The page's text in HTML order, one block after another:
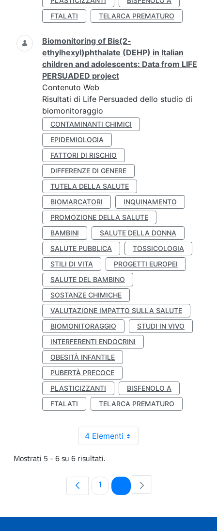
FTALATI
TELARCA PREMATURO
Biomonitoring of Bis(2-
ethylhexyl)phthalate (DEHP) in Italian
children and adolescents: Data from LIFE
PERSUADED project
Contenuto Web
Risultati di Life Persuaded dello studio di
biomonitoraggio
CONTAMINANTI CHIMICI
EPIDEMIOLOGIA
FATTORI DI RISCHIO
DIFFERENZE DI GENERE
TUTELA DELLA SALUTE
BIOMARCATORI
INQUINAMENTO
PROMOZIONE DELLA SALUTE
BAMBINI
SALUTE DELLA DONNA
SALUTE PUBBLICA
TOSSICOLOGIA
STILI DI VITA
PROGETTI EUROPEI
SALUTE DEL BAMBINO
SOSTANZE CHIMICHE
VALUTAZIONE IMPATTO SULLA SALUTE
BIOMONITORAGGIO
STUDI IN VIVO
INTERFERENTI ENDOCRINI
OBESITÀ INFANTILE
PUBERTÀ PRECOCE
PLASTICIZZANTI
BISFENOLO A
FTALATI
TELARCA PREMATURO
4 Elementi
Mostrati 5 - 6 su 6 risultati.
Pagina
1 Pagina